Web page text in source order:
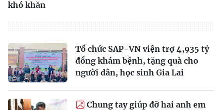
khó khăn
Tổ chức SAP-VN viện trợ 4,935 tỷ
đồng khám bệnh, tặng quà cho
người dân, học sinh Gia Lai
Chung tay giúp đỡ hai anh em